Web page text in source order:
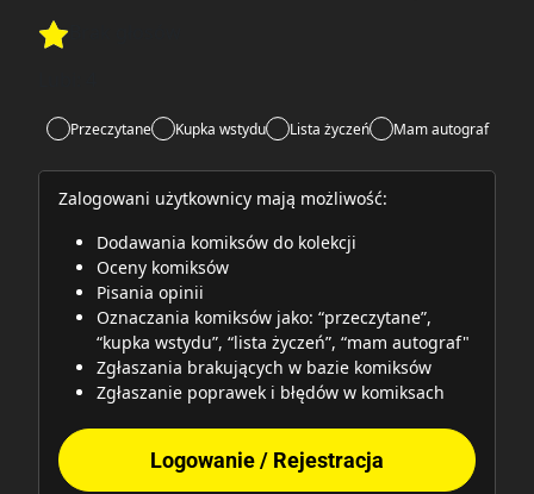
Rate this item:
Przeczytane Kupka wstydu Lista życzeń Mam autograf
Zalogowani użytkownicy mają możliwość:
Dodawania komiksów do kolekcji
Oceny komiksów
Pisania opinii
Oznaczania komiksów jako: “przeczytane”,
“kupka wstydu”, “lista życzeń”, “mam autograf"
Zgłaszania brakujących w bazie komiksów
Zgłaszanie poprawek i błędów w komiksach
Logowanie / Rejestracja